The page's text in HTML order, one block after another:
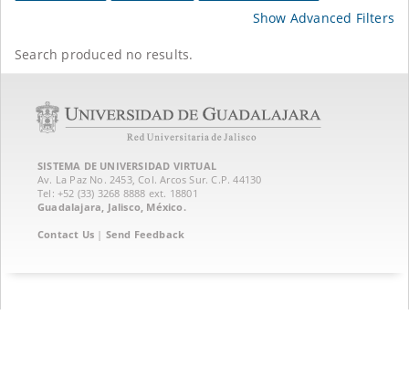
Show Advanced Filters
Search produced no results.
SISTEMA DE UNIVERSIDAD VIRTUAL
Av. La Paz No. 2453, Col. Arcos Sur. C.P. 44130
Tel: +52 (33) 3268 8888‏ ext. 18801
Guadalajara, Jalisco, México.
Contact Us | Send Feedback